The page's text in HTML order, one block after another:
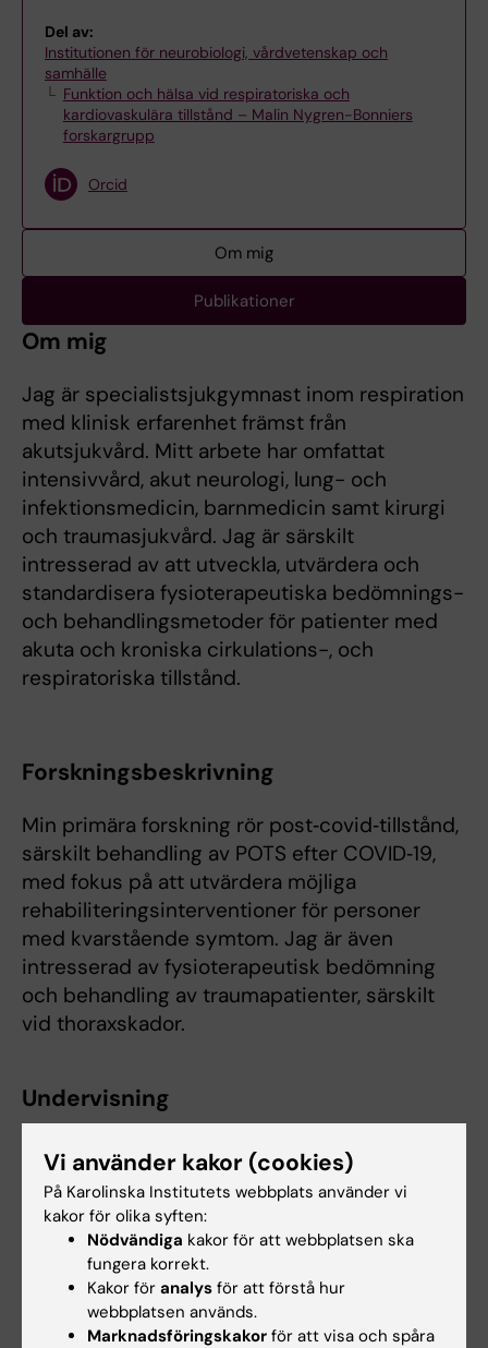
Del av:
Institutionen för neurobiologi, vårdvetenskap och
samhälle
Funktion och hälsa vid respiratoriska och
kardiovaskulära tillstånd – Malin Nygren-Bonniers
forskargrupp
Orcid
Om mig
Publikationer
Om mig
Jag är specialistsjukgymnast inom respiration
med klinisk erfarenhet främst från
akutsjukvård. Mitt arbete har omfattat
intensivvård, akut neurologi, lung- och
infektionsmedicin, barnmedicin samt kirurgi
och traumasjukvård. Jag är särskilt
intresserad av att utveckla, utvärdera och
standardisera fysioterapeutiska bedömnings-
och behandlingsmetoder för patienter med
akuta och kroniska cirkulations-, och
respiratoriska tillstånd.
Forskningsbeskrivning
Min primära forskning rör post‑covid‑tillstånd,
särskilt behandling av POTS efter COVID‑19,
med fokus på att utvärdera möjliga
rehabiliteringsinterventioner för personer
med kvarstående symtom. Jag är även
intresserad av fysioterapeutisk bedömning
och behandling av traumapatienter, särskilt
vid thoraxskador.
Undervisning
Jag undervisar fysioterapistudenter på
grundutbildningen inom andning och
cirkulation samt fysioterapi i sluten och akut
vård. Jag handleder även examensarbeten vid
Karolinska Institutet och ger undervisning och
klinisk handledning inom respiration och
hjärta–kärl för kollegor i specialistutbildning.
Vi använder kakor (cookies)
På Karolinska Institutets webbplats använder vi
kakor för olika syften:
Nödvändiga kakor för att webbplatsen ska
fungera korrekt.
Kakor för analys för att förstå hur
webbplatsen används.
Marknadsföringskakor för att visa och spåra